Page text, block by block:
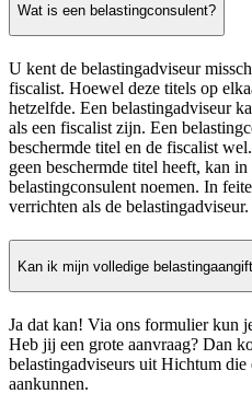
Wat is een belastingconsulent?
U kent de belastingadviseur
fiscalist. Hoewel deze titels op
hetzelfde. Een belastingadviseur
als een fiscalist zijn. Een
beschermde titel en de fiscalist
geen beschermde titel heeft, kan
belastingconsulent noemen. In
verrichten als de belastingadviseur.
Kan ik mijn volledige
Ja dat kan! Via ons formulier kun
Heb jij een grote aanvraag? Dan
belastingadviseurs uit Hichtum die
aankunnen.